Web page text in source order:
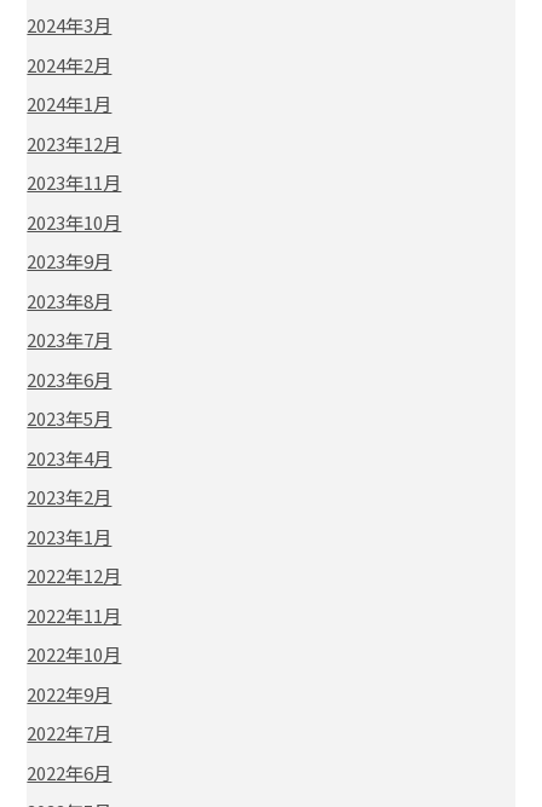
2024年3月
2024年2月
2024年1月
2023年12月
2023年11月
2023年10月
2023年9月
2023年8月
2023年7月
2023年6月
2023年5月
2023年4月
2023年2月
2023年1月
2022年12月
2022年11月
2022年10月
2022年9月
2022年7月
2022年6月